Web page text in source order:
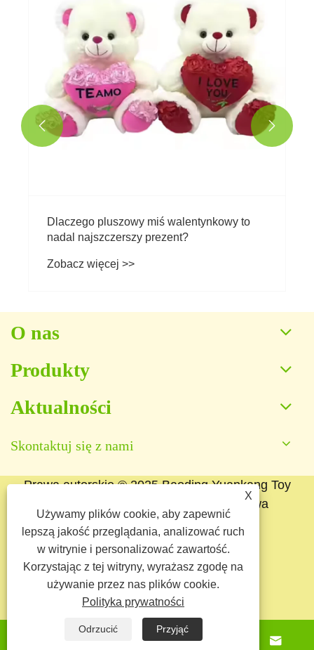
Dlaczego pluszowy miś walentynkowy to
nadal najszczerszy prezent?
Zobacz więcej >>
 
O nas
Produkty
Aktualności
Skontaktuj się z nami
Prawa autorskie © 2025 Baoding Yuankang Toy
Manufacturing Co., Ltd. Wszelkie prawa
zastrzeżone.
Links
Sitemap RSS XML
Polityka prywatności
 
X
Używamy plików cookie, aby zapewnić
lepszą jakość przeglądania, analizować ruch
w witrynie i personalizować zawartość.
Korzystając z tej witryny, wyrażasz zgodę na
używanie przez nas plików cookie.
Polityka prywatności
Odrzucić Przyjąć